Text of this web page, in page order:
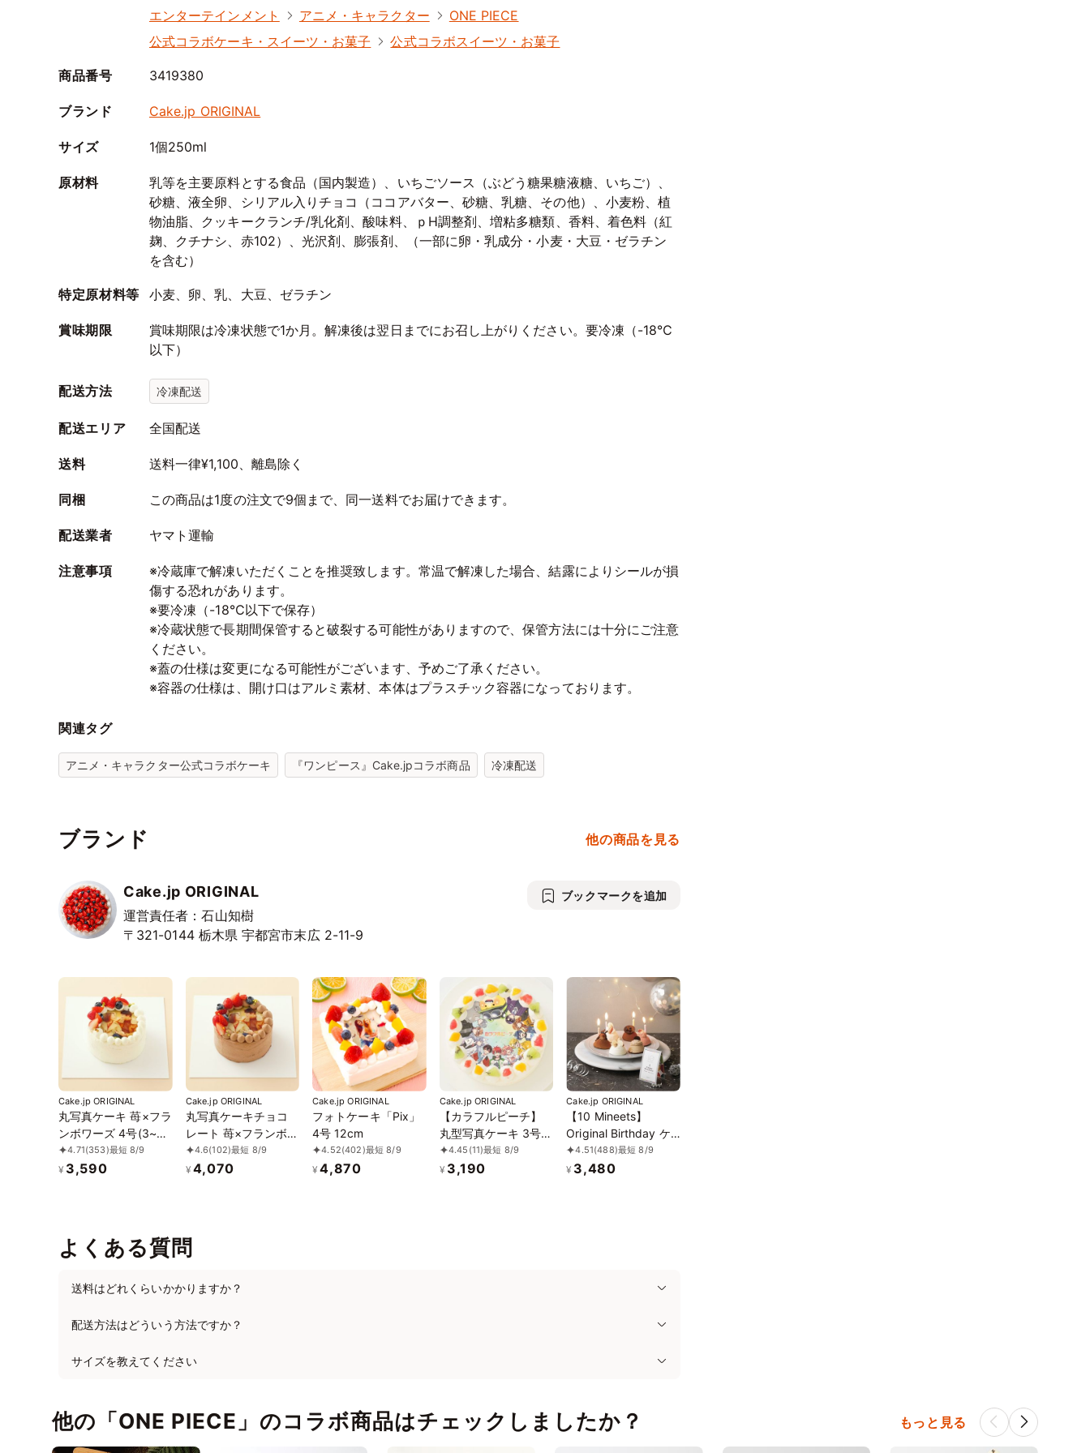
エンターテインメント アニメ・キャラクター
ONE PIECE
公式コラボケーキ・スイーツ・お菓子
公式コラボスイーツ・お菓子
商品番号 3419380
ブランド Cake.jp ORIGINAL
サイズ 1個250ml
原材料
乳等を主要原料とする食品（国内製造）、いちごソース（ぶどう糖果糖液糖、いちご）、
砂糖、液全卵、シリアル入りチョコ（ココアバター、砂糖、乳糖、その他）、小麦粉、植
物油脂、クッキークランチ/乳化剤、酸味料、ｐH調整剤、増粘多糖類、香料、着色料（紅
麹、クチナシ、赤102）、光沢剤、膨張剤、（一部に卵・乳成分・小麦・大豆・ゼラチン
を含む）
特定原材料等 小麦、卵、乳、大豆、ゼラチン
賞味期限
賞味期限は冷凍状態で1か月。解凍後は翌日までにお召し上がりください。要冷凍（-18℃
以下）
配送方法 冷凍配送
配送エリア 全国配送
送料 送料一律¥1,100、離島除く
同梱 この商品は1度の注文で9個まで、同一送料でお届けできます。
配送業者 ヤマト運輸
注意事項
※冷蔵庫で解凍いただくことを推奨致します。常温で解凍した場合、結露によりシールが損
傷する恐れがあります。
※要冷凍（-18℃以下で保存）
※冷蔵状態で長期間保管すると破裂する可能性がありますので、保管方法には十分にご注意
ください。
※蓋の仕様は変更になる可能性がございます、予めご了承ください。
※容器の仕様は、開け口はアルミ素材、本体はプラスチック容器になっております。
関連タグ
アニメ・キャラクター公式コラボケーキ 『ワンピース』Cake.jpコラボ商品 冷凍配送
ブランド 他の商品を見る
Cake.jp ORIGINAL
運営責任者：石山知樹
〒321-0144 栃木県 宇都宮市末広 2-11-9
ブックマークを追加
Cake.jp ORIGINAL
丸写真ケーキ 苺×フラ
ンボワーズ 4号(3~4
名様向け)
4.71(353)最短 8/9
¥ 3,590
Cake.jp ORIGINAL
丸写真ケーキチョコ
レート 苺×フランボワ
ーズ 4号(3~4名様向
け)
4.6(102)最短 8/9
¥ 4,070
Cake.jp ORIGINAL
フォトケーキ「Pix」
4号 12cm
4.52(402)最短 8/9
¥ 4,870
Cake.jp ORIGINAL
【カラフルピーチ】
丸型写真ケーキ 3号
9cm
4.45 (11)最短 8/9
¥ 3,190
Cake.jp ORIGINAL
【10 Mineets】
Original Birthday ケ
ーキ6種
4.51(488)最短 8/9
¥ 3,480
よくある質問
送料はどれくらいかかりますか？
配送方法はどういう方法ですか？
サイズを教えてください
他の「ONE PIECE」のコラボ商品はチェックしましたか？ もっと見る